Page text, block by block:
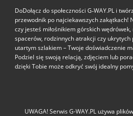
DoDołącz do społeczności G‑WAY.PL i
przewodnik po najciekawszych zakątkach!
czy jesteś miłośnikiem górskich wędrówek,
spacerów, rodzinnych atrakcji czy ukrytych
utartym szlakiem – Twoje doświadczenie
Podziel się swoją relacją, zdjęciem lub
dzięki Tobie może odkryć swój idealny
UWAGA! Serwis G-WAY.PL używa